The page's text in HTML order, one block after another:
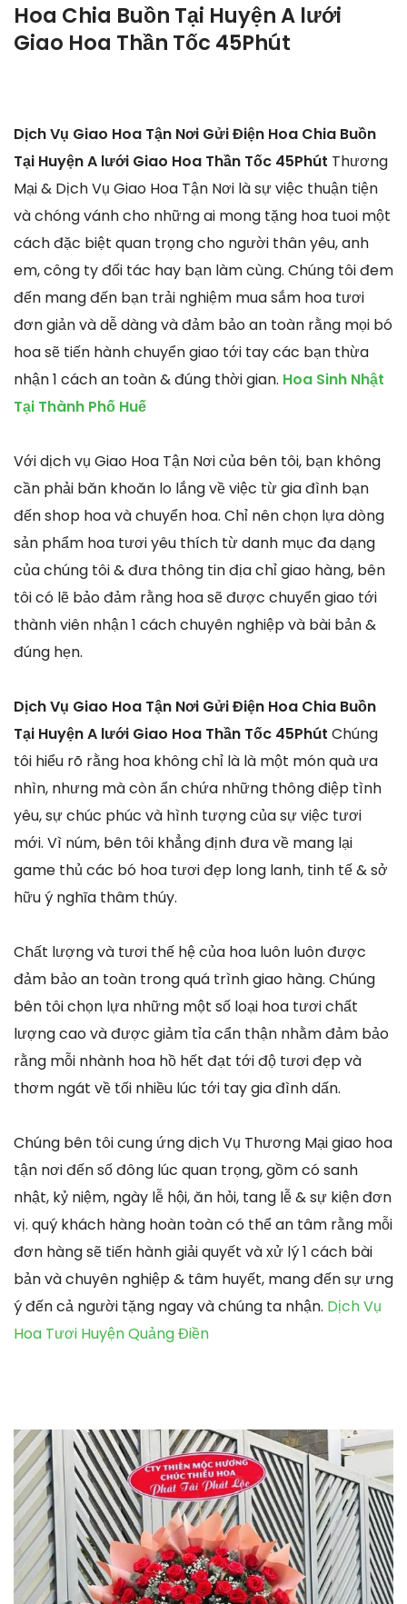
Hoa Chia Buồn Tại Huyện A lưới
Giao Hoa Thần Tốc 45Phút
Dịch Vụ Giao Hoa Tận Nơi Gửi Điện Hoa Chia Buồn
Tại Huyện A lưới Giao Hoa Thần Tốc 45Phút Thương
Mại & Dịch Vụ Giao Hoa Tận Nơi là sự việc thuận tiện
và chóng vánh cho những ai mong tặng hoa tuoi một
cách đặc biệt quan trọng cho người thân yêu, anh
em, công ty đối tác hay bạn làm cùng. Chúng tôi đem
đến mang đến bạn trải nghiệm mua sắm hoa tươi
đơn giản và dễ dàng và đảm bảo an toàn rằng mọi bó
hoa sẽ tiến hành chuyển giao tới tay các bạn thừa
nhận 1 cách an toàn & đúng thời gian. Hoa Sinh Nhật
Tại Thành Phố Huế
Với dịch vụ Giao Hoa Tận Nơi của bên tôi, bạn không
cần phải băn khoăn lo lắng về việc từ gia đình bạn
đến shop hoa và chuyển hoa. Chỉ nên chọn lựa dòng
sản phẩm hoa tươi yêu thích từ danh mục đa dạng
của chúng tôi & đưa thông tin địa chỉ giao hàng, bên
tôi có lẽ bảo đảm rằng hoa sẽ được chuyển giao tới
thành viên nhận 1 cách chuyên nghiệp và bài bản &
đúng hẹn.
Dịch Vụ Giao Hoa Tận Nơi Gửi Điện Hoa Chia Buồn
Tại Huyện A lưới Giao Hoa Thần Tốc 45Phút Chúng
tôi hiểu rõ rằng hoa không chỉ là là một món quà ưa
nhìn, nhưng mà còn ẩn chứa những thông điệp tình
yêu, sự chúc phúc và hình tượng của sự việc tươi
mới. Vì núm, bên tôi khẳng định đưa về mang lại
game thủ các bó hoa tươi đẹp long lanh, tinh tế & sở
hữu ý nghĩa thâm thúy.
Chất lượng và tươi thế hệ của hoa luôn luôn được
đảm bảo an toàn trong quá trình giao hàng. Chúng
bên tôi chọn lựa những một số loại hoa tươi chất
lượng cao và được giảm tỉa cẩn thận nhằm đảm bảo
rằng mỗi nhành hoa hồ hết đạt tới độ tươi đẹp và
thơm ngát về tối nhiều lúc tới tay gia đình dấn.
Chúng bên tôi cung ứng dịch Vụ Thương Mại giao hoa
tận nơi đến số đông lúc quan trọng, gồm có sanh
nhật, kỷ niệm, ngày lễ hội, ăn hỏi, tang lễ & sự kiện đơn
vị. quý khách hàng hoàn toàn có thể an tâm rằng mỗi
đơn hàng sẽ tiến hành giải quyết và xử lý 1 cách bài
bản và chuyên nghiệp & tâm huyết, mang đến sự ưng
ý đến cả người tặng ngay và chúng ta nhận. Dịch Vụ
Hoa Tươi Huyện Quảng Điền